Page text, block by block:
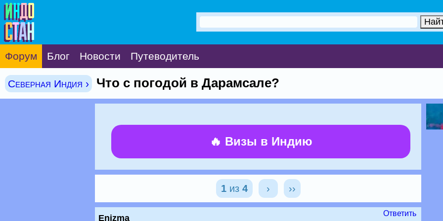
Форум Блог Новости Путеводитель
Северная Индия › Что с погодой в Дарамсале?
🔥 Визы в Индию
1из 4 › ››
Enizma
Ответить